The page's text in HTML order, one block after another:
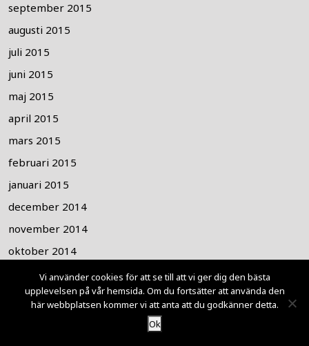
september 2015
augusti 2015
juli 2015
juni 2015
maj 2015
april 2015
mars 2015
februari 2015
januari 2015
december 2014
november 2014
oktober 2014
september 2014
augusti 2014
Vi använder cookies för att se till att vi ger dig den bästa
upplevelsen på vår hemsida. Om du fortsätter att använda den
här webbplatsen kommer vi att anta att du godkänner detta.
Ok